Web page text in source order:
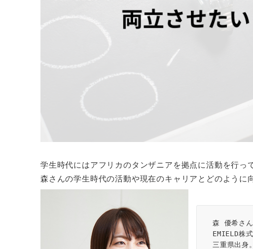
学生時代にはアフリカのタンザニアを拠点に活動を行っ
森さんの学生時代の活動や現在のキャリアとどのように
森 優希さ
EMIELD株
三重県出身